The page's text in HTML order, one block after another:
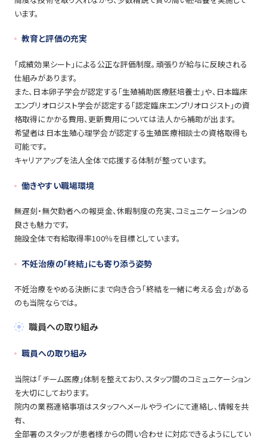
います。
教育と評価の充実
「成績効果シート」による公正な評価制度。頑張りが給与に反映される
仕組みがあります。
また、日本卵子学会が認定する「生殖補助医療胚培養士」や、日本臨床
エンブリオロジスト学会が認定する「認定臨床エンブリオロジスト」の資
格取得にかかる費用、更新費用については法人から補助が出ます。
希望者は日本生殖心理学会が認定する生殖医療相談士の資格取得も
可能です。
キャリアアップを法人全体で応援する体制が整っています。
働きやすい職場環境
無遅刻・無欠勤者への報奨金、休暇制度の充実、コミュニケーションの
良さも魅力です。
施設全体で有給取得率100％を目標としています。
不妊治療の「終結」にも寄り添う姿勢
不妊治療をやめる決断にまで向き合う「終結を一緒に考える会」がある
のも当院ならでは。
職員への取り組み
職員への取り組み
当院は「チーム医療」体制を整えており、スタッフ間のコミュニケーション
を大切にしております。
院内の業務連絡事項はスタッフへメールやラインにて連絡し、情報を共
有、
全部署のスタッフが患者様からの問い合わせに対応できるようにしてい